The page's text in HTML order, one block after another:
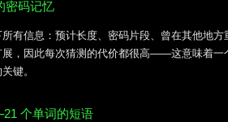
密码记忆
有信息：预计长度、密码片段、曾在其他地
，因此每次猜测的代价都很高——这意味着一
键。
个单词的短语